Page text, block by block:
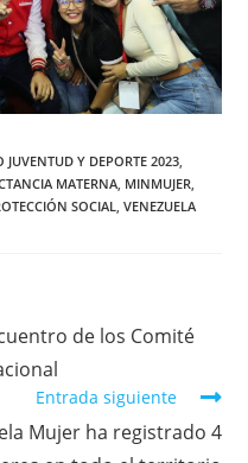
JUVENTUD Y DEPORTE 2023,
MATERNA, MINMUJER,
SOCIAL, VENEZUELA
de los Comité
Entrada siguiente
Mujer ha registrado 4